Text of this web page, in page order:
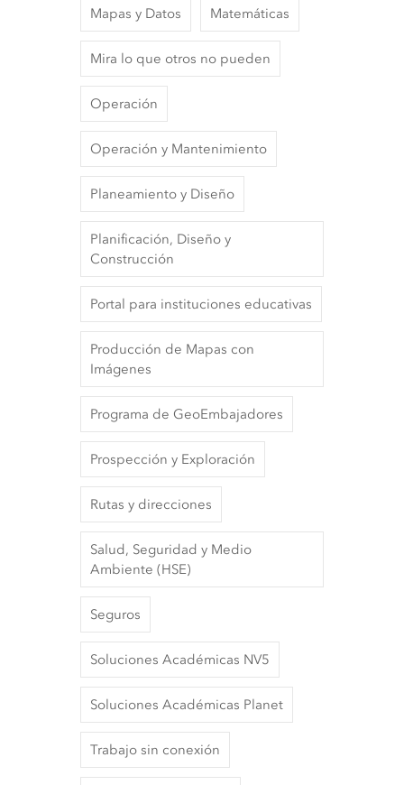
Mapas y Datos Matemáticas
Mira lo que otros no pueden
Operación
Operación y Mantenimiento
Planeamiento y Diseño
Planificación, Diseño y
Construcción
Portal para instituciones educativas
Producción de Mapas con
Imágenes
Programa de GeoEmbajadores
Prospección y Exploración
Rutas y direcciones
Salud, Seguridad y Medio
Ambiente (HSE)
Seguros
Soluciones Académicas NV5
Soluciones Académicas Planet
Trabajo sin conexión